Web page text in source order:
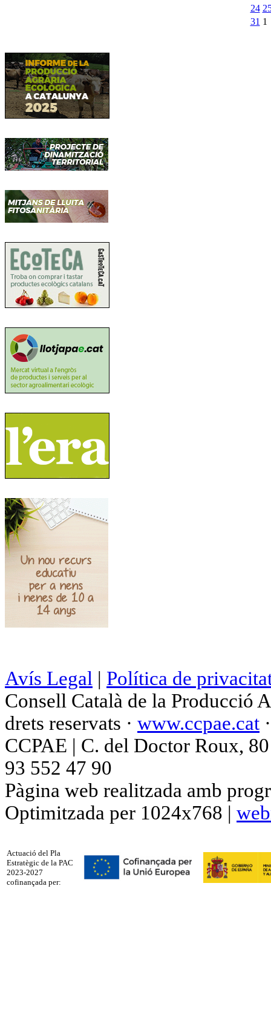
24
31 1
Avís Legal | Política de
Consell Català de la Producció
drets reservats · www.ccpae.cat
CCPAE | C. del Doctor Roux,
93 552 47 90
Pàgina web realitzada amb
Optimitzada per 1024x768 |
Actuació del Pla
Estratègic de la PAC
2023-2027
cofinançada per: